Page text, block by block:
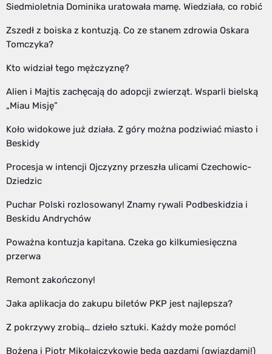
Siedmioletnia Dominika uratowała mamę. Wiedziała, co robić
Zszedł z boiska z kontuzją. Co ze stanem zdrowia Oskara
Tomczyka?
Kto widział tego mężczyznę?
Alien i Majtis zachęcają do adopcji zwierząt. Wsparli bielską
„Miau Misję”
Koło widokowe już działa. Z góry można podziwiać miasto i
Beskidy
Procesja w intencji Ojczyzny przeszła ulicami Czechowic-
Dziedzic
Puchar Polski rozlosowany! Znamy rywali Podbeskidzia i
Beskidu Andrychów
Poważna kontuzja kapitana. Czeka go kilkumiesięczna
przerwa
Remont zakończony!
Jaka aplikacja do zakupu biletów PKP jest najlepsza?
Z pokrzywy zrobią… dzieło sztuki. Każdy może pomóc!
Bożena i Piotr Mikołajczykowie będą gazdami (gwiazdami!)